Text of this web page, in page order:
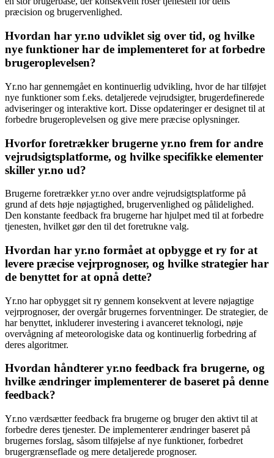
præcision og brugervenlighed.
Hvordan har yr.no udviklet sig over tid, og hvilke
nye funktioner har de implementeret for at forbedre
brugeroplevelsen?
Yr.no har gennemgået en kontinuerlig udvikling, hvor de har tilføjet
nye funktioner som f.eks. detaljerede vejrudsigter, brugerdefinerede
adviseringer og interaktive kort. Disse opdateringer er designet til at
forbedre brugeroplevelsen og give mere præcise oplysninger.
Hvorfor foretrækker brugerne yr.no frem for andre
vejrudsigtsplatforme, og hvilke specifikke elementer
skiller yr.no ud?
Brugerne foretrækker yr.no over andre vejrudsigtsplatforme på
grund af dets høje nøjagtighed, brugervenlighed og pålidelighed.
Den konstante feedback fra brugerne har hjulpet med til at forbedre
tjenesten, hvilket gør den til det foretrukne valg.
Hvordan har yr.no formået at opbygge et ry for at
levere præcise vejrprognoser, og hvilke strategier har
de benyttet for at opnå dette?
Yr.no har opbygget sit ry gennem konsekvent at levere nøjagtige
vejrprognoser, der overgår brugernes forventninger. De strategier, de
har benyttet, inkluderer investering i avanceret teknologi, nøje
overvågning af meteorologiske data og kontinuerlig forbedring af
deres algoritmer.
Hvordan håndterer yr.no feedback fra brugerne, og
hvilke ændringer implementerer de baseret på denne
feedback?
Yr.no værdsætter feedback fra brugerne og bruger den aktivt til at
forbedre deres tjenester. De implementerer ændringer baseret på
brugernes forslag, såsom tilføjelse af nye funktioner, forbedret
brugergrænseflade og mere detaljerede prognoser.